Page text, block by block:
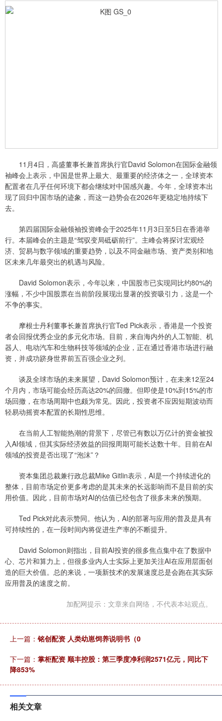
11月4日，高盛董事长兼首席执行官David Solomon在国际金融领
袖峰会上表示，中国是世界上最大、最重要的经济体之一，全球资本
配置者在几乎任何环境下都会继续对中国感兴趣。今年，全球资本出
现了回归中国市场的迹象，而这一趋势会在2026年更稳定地持续下
去。
第四届国际金融领袖投资峰会于2025年11月3日至5日在香港举
行。本届峰会的主题是“驾驭变局砥砺前行”。主峰会将探讨宏观经
济、贸易与数字领域的重要趋势，以及不同金融市场、资产类别和地
区未来几年最突出的机遇与风险。
David Solomon表示，今年以来，中国股市已实现同比约80%的
涨幅，不少中国股票在当前阶段展现出显著的投资吸引力，这是一个
不争的事实。
摩根士丹利董事长兼首席执行官Ted Pick表示，香港是一个投资
者会回报优秀企业的多元化市场。目前，来自海内外的人工智能、机
器人、电动汽车和生物科技等领域的企业，正在通过香港市场进行融
资，并成功跻身世界前五百强企业之列。
谈及全球市场的未来展望，David Solomon预计，在未来12至24
个月内，市场可能会经历高达20%的回撤。但即使是10%到15%的市
场回撤，在市场周期中也颇为常见。因此，投资者不应因短期波动而
轻易动摇资本配置的长期性思维。
在当前人工智能热潮的背景下，尽管已有数以万亿计的资金被投
入AI领域，但其实际经济效益的回报周期可能长达数十年。目前在AI
领域的投资是否出现了“泡沫”？
资本集团总裁兼行政总裁Mike Gitlin表示，AI是一个持续进化的
整体，目前市场定价更多考虑的是其未来的长远影响而不是目前的实
用价值。因此，目前市场对AI的估值已经包含了很多未来的预期。
Ted Pick对此表示赞同。他认为，AI的部署与应用的普及是具有
可持续性的，在一段时间内将促进生产率的不断提升。
David Solomon则指出，目前AI投资的很多焦点集中在了数据中
心、芯片和算力上，但很多业内人士实际上更加关注AI在应用层面创
造的巨大价值。总的来说，一项新技术的发展速度总是会跑在其实际
应用普及的速度之前。
加配网提示：文章来自网络，不代表本站观点。
上一篇： 铭创配资 人类幼崽饲养说明书（0
下一篇： 掌柜配资 顺丰控股：第三季度净利润2571亿元，同比下
降853%
相关文章